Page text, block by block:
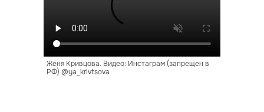
Женя Кривцова. Видео: Инстаграм (запрещен в
РФ) @ya_krivtsova